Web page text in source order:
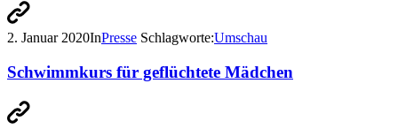
2. Januar 2020InPresse Schlagworte:Umschau
Schwimmkurs für geflüchtete Mädchen